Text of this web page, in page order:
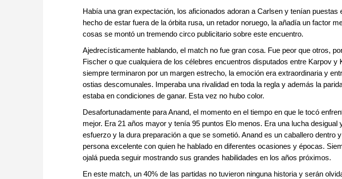
Había una gran expectación, los aficionados adoran a Carlsen y tenían puestas
hecho de estar fuera de la órbita rusa, un retador noruego, la añadía un factor
cosas se montó un tremendo circo publicitario sobre este encuentro.
Ajedrecísticamente hablando, el match no fue gran cosa. Fue peor que otros,
Fischer o que cualquiera de los célebres encuentros disputados entre Karpov y
siempre terminaron por un margen estrecho, la emoción era extraordinaria y
ostias descomunales. Imperaba una rivalidad en toda la regla y además la
estaba en condiciones de ganar. Esta vez no hubo color.
Desafortunadamente para Anand, el momento en el tiempo en que le tocó
mejor. Era 21 años mayor y tenía 95 puntos Elo menos. Era una lucha desigual
esfuerzo y la dura preparación a que se sometió. Anand es un caballero dentro
persona excelente con quien he hablado en diferentes ocasiones y épocas.
ojalá pueda seguir mostrando sus grandes habilidades en los años próximos.
En este match, un 40% de las partidas no tuvieron ninguna historia y serán